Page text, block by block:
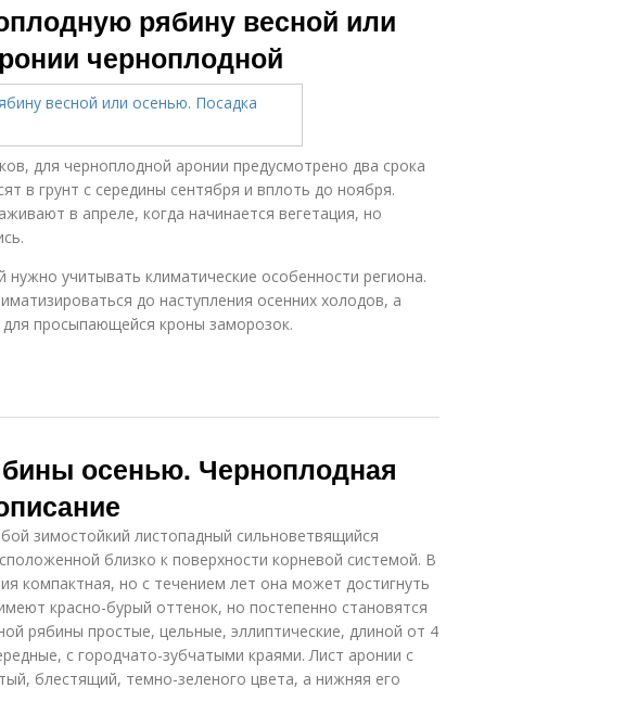
рябину весной или
черноплодной
для черноплодной аронии предусмотрено два срока
в грунт с середины сентября и вплоть до ноября.
в апреле, когда начинается вегетация, но
учитывать климатические особенности региона.
до наступления осенних холодов, а
просыпающейся кроны заморозок.
осенью. Черноплодная
зимостойкий листопадный сильноветвящийся
близко к поверхности корневой системой. В
компактная, но с течением лет она может достигнуть
красно-бурый оттенок, но постепенно становятся
рябины простые, цельные, эллиптические, длиной от 4
с городчато-зубчатыми краями. Лист аронии с
блестящий, темно-зеленого цвета, а нижняя его